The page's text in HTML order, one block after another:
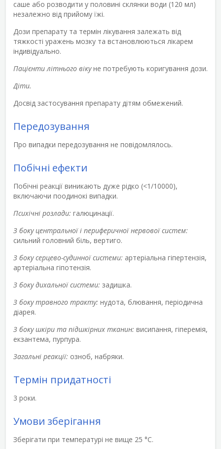
саше або розводити у половині склянки води (120 мл)
незалежно від прийому їжі.
Дози препарату та термін лікування залежать від
тяжкості уражень мозку та встановлюються лікарем
індивідуально.
Пацієнти літнього вікуне потребують коригування дози.
Діти.
Досвід застосування препарату дітям обмежений.
Передозування
Про випадки передозування не повідомлялось.
Побічні ефекти
Побічні реакції виникають дуже рідко (<1/10000),
включаючи поодинокі випадки.
Психічні розлади: галюцинації.
З боку центральної і периферичної нервової систем:
сильний головний біль, вертиго.
З боку серцево-судинної системи: артеріальна гіпертензія,
артеріальна гіпотензія.
З боку дихальної системи: задишка.
З боку травного тракту: нудота, блювання, періодична
діарея.
З боку шкіри та підшкірних тканин: висипання, гіперемія,
екзантема, пурпура.
Загальні реакції: озноб, набряки.
Термін придатності
3 роки.
Умови зберігання
Зберігати при температурі не вище 25 °C.